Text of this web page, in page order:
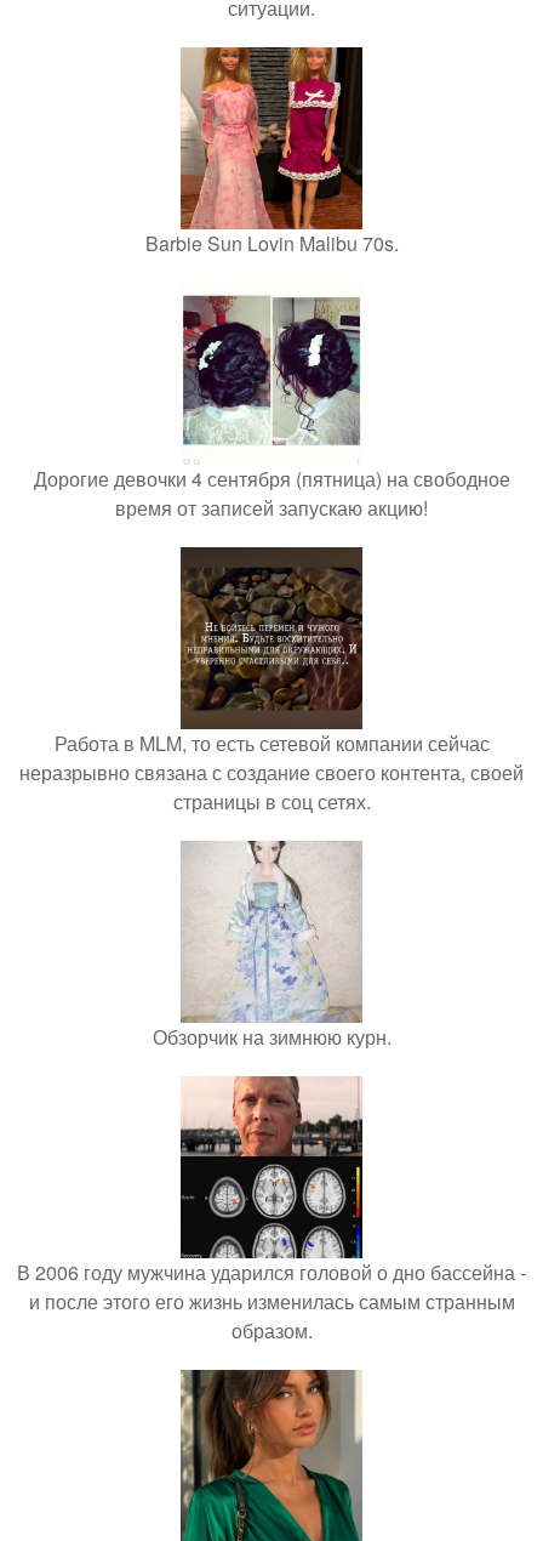
ситуации.
Barbie Sun Lovin Malibu 70s.
Дорогие девочки 4 сентября (пятница) на свободное
время от записей запускаю акцию!
Работа в MLM, то есть сетевой компании сейчас
неразрывно связана с создание своего контента, своей
страницы в соц сетях.
Обзорчик на зимнюю курн.
В 2006 году мужчина ударился головой о дно бассейна -
и после этого его жизнь изменилась самым странным
образом.